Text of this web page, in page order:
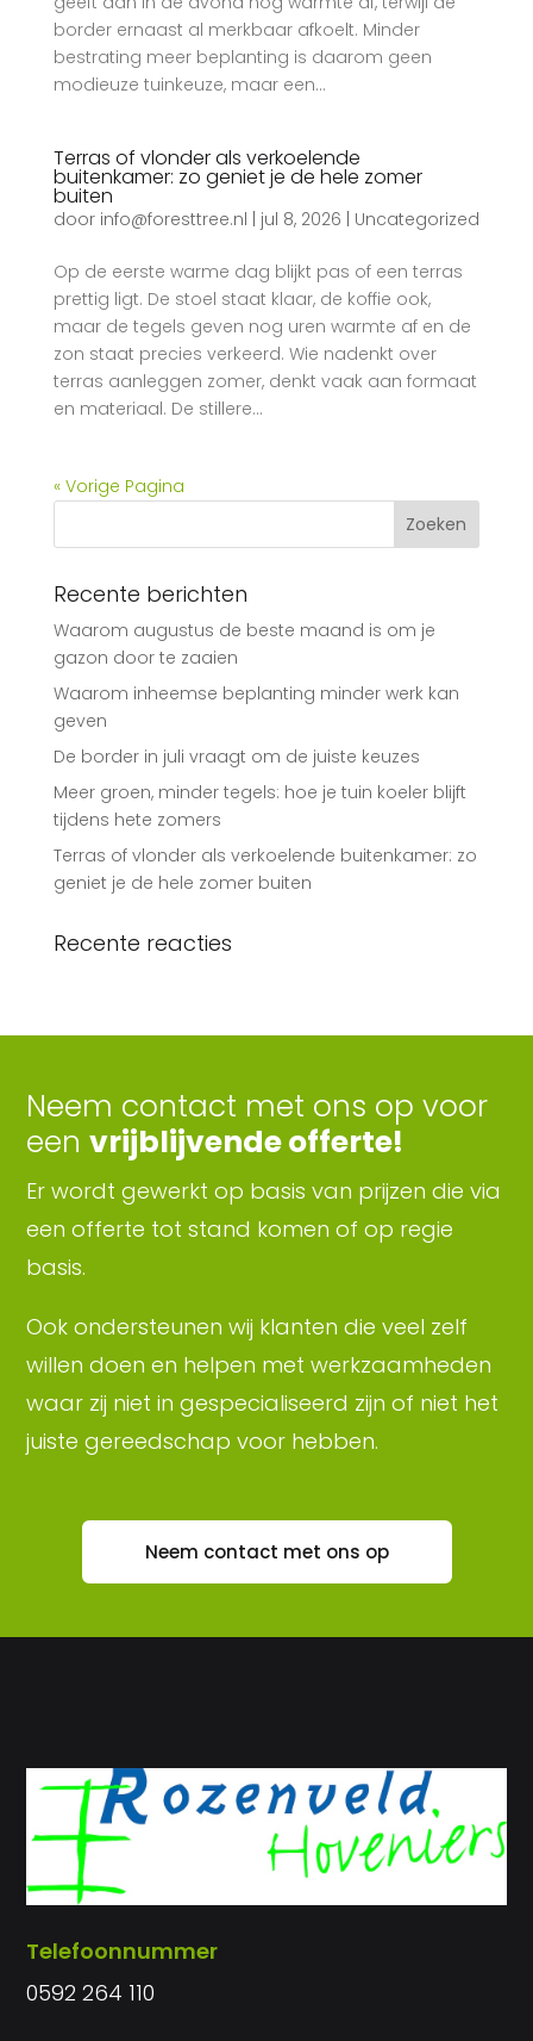
border ernaast al merkbaar afkoelt. Minder
bestrating meer beplanting is daarom geen
modieuze tuinkeuze, maar een...
Terras of vlonder als verkoelende
buitenkamer: zo geniet je de hele zomer
buiten
door info@foresttree.nl | jul 8, 2026 | Uncategorized
Op de eerste warme dag blijkt pas of een terras
prettig ligt. De stoel staat klaar, de koffie ook,
maar de tegels geven nog uren warmte af en de
zon staat precies verkeerd. Wie nadenkt over
terras aanleggen zomer, denkt vaak aan formaat
en materiaal. De stillere...
« Vorige Pagina
Recente berichten
Waarom augustus de beste maand is om je
gazon door te zaaien
Waarom inheemse beplanting minder werk kan
geven
De border in juli vraagt om de juiste keuzes
Meer groen, minder tegels: hoe je tuin koeler blijft
tijdens hete zomers
Terras of vlonder als verkoelende buitenkamer: zo
geniet je de hele zomer buiten
Recente reacties
Neem contact met ons op voor
eenvrijblijvende offerte!
Er wordt gewerkt op basis van prijzen die via
een offerte tot stand komen of op regie
basis.
Ook ondersteunen wij klanten die veel zelf
willen doen en helpen met werkzaamheden
waar zij niet in gespecialiseerd zijn of niet het
juiste gereedschap voor hebben.
Neem contact met ons op
Telefoonnummer
0592 264 110